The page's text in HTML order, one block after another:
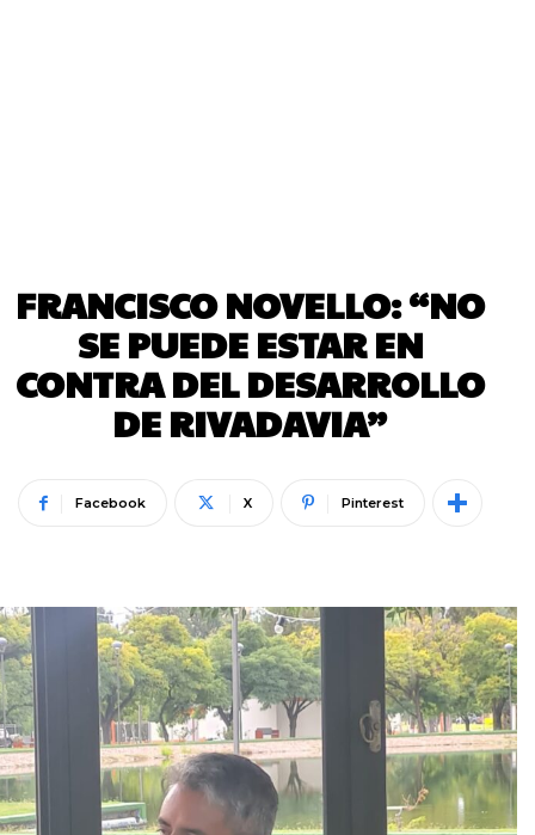
FRANCISCO NOVELLO: “NO
SE PUEDE ESTAR EN
CONTRA DEL DESARROLLO
DE RIVADAVIA”
Facebook X Pinterest